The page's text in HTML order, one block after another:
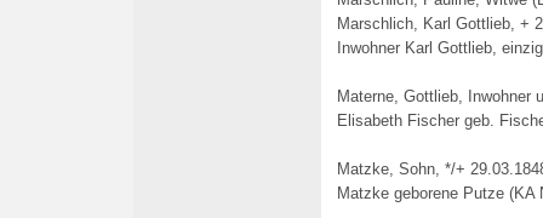
Marschlich, Karl Gottlieb, +
Inwohner Karl Gottlieb,
Materne, Gottlieb, Inwohner
Elisabeth Fischer geb.
Matzke, Sohn, */+
Matzke geborene Putze (KA